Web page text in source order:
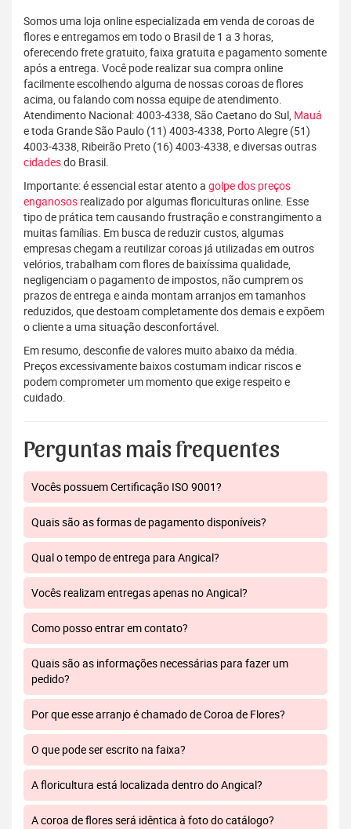
Somos uma loja online especializada em venda de coroas de
flores e entregamos em todo o Brasil de 1 a 3 horas,
oferecendo frete gratuito, faixa gratuita e pagamento somente
após a entrega. Você pode realizar sua compra online
facilmente escolhendo alguma de nossas coroas de flores
acima, ou falando com nossa equipe de atendimento.
Atendimento Nacional: 4003-4338, São Caetano do Sul, Mauá
e toda Grande São Paulo (11) 4003-4338, Porto Alegre (51)
4003-4338, Ribeirão Preto (16) 4003-4338, e diversas outras
cidadesdo Brasil.
Importante: é essencial estar atento a golpe dos preços
enganosos realizado por algumas floriculturas online. Esse
tipo de prática tem causando frustração e constrangimento a
muitas famílias. Em busca de reduzir custos, algumas
empresas chegam a reutilizar coroas já utilizadas em outros
velórios, trabalham com flores de baixíssima qualidade,
negligenciam o pagamento de impostos, não cumprem os
prazos de entrega e ainda montam arranjos em tamanhos
reduzidos, que destoam completamente dos demais e expõem
o cliente a uma situação desconfortável.
Em resumo, desconfie de valores muito abaixo da média.
Preços excessivamente baixos costumam indicar riscos e
podem comprometer um momento que exige respeito e
cuidado.
Perguntas mais frequentes
Vocês possuem Certificação ISO 9001?
Quais são as formas de pagamento disponíveis?
Qual o tempo de entrega para Angical?
Vocês realizam entregas apenas no Angical?
Como posso entrar em contato?
Quais são as informações necessárias para fazer um
pedido?
Por que esse arranjo é chamado de Coroa de Flores?
O que pode ser escrito na faixa?
A floricultura está localizada dentro do Angical?
A coroa de flores será idêntica à foto do catálogo?